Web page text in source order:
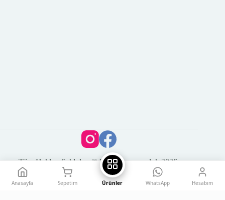
Tüm Hakları Saklıdır. © Vega Kuyumculuk 2026
Anasayfa Sepetim Ürünler WhatsApp Hesabım